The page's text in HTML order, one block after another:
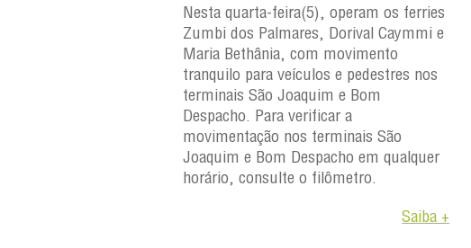
Nesta quarta-feira(5), operam os ferries
Zumbi dos Palmares, Dorival Caymmi e
Maria Bethânia, com movimento
tranquilo para veículos e pedestres nos
terminais São Joaquim e Bom
Despacho. Para verificar a
movimentação nos terminais São
Joaquim e Bom Despacho em qualquer
horário, consulte o filômetro.
Saiba +